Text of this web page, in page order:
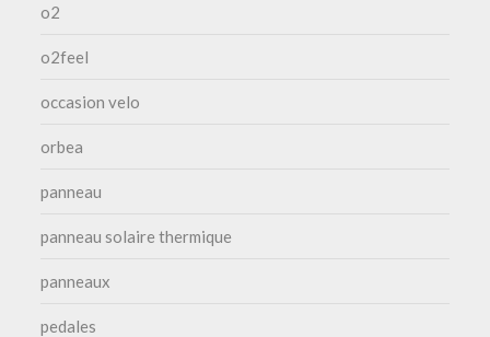
o2
o2feel
occasion velo
orbea
panneau
panneau solaire thermique
panneaux
pedales